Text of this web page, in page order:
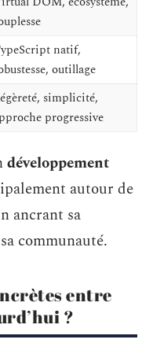
natif,
outillage
simplicité,
progressive
développement
autour de
ancrant sa
communauté.
entre
?